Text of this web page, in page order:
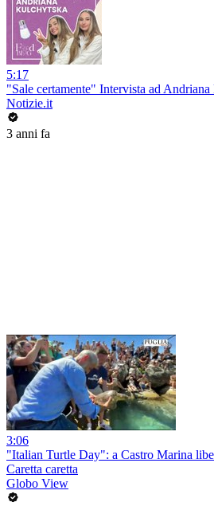
5:17
"Sale certamente" Intervista ad
Notizie.it
3 anni fa
3:06
"Italian Turtle Day": a Castro Marina
Caretta caretta
Globo View